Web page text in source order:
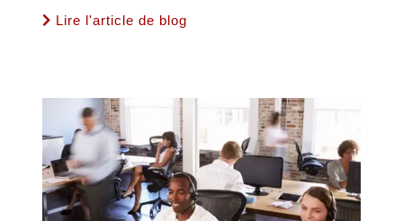
Lire l'article de blog